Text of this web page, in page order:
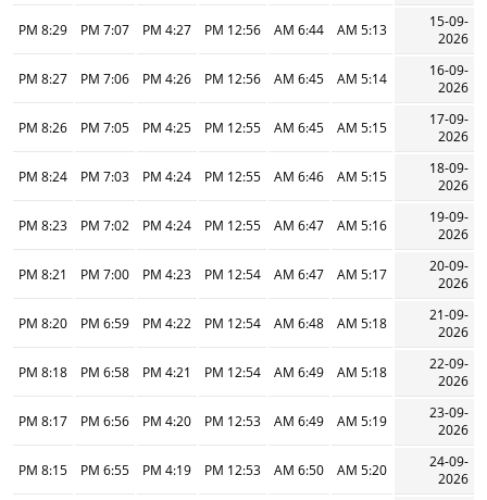
15-09-
2026
5:13 AM
6:44 AM
12:56 PM
4:27 PM
7:07 PM
8:29 PM
16-09-
2026
5:14 AM
6:45 AM
12:56 PM
4:26 PM
7:06 PM
8:27 PM
17-09-
2026
5:15 AM
6:45 AM
12:55 PM
4:25 PM
7:05 PM
8:26 PM
18-09-
2026
5:15 AM
6:46 AM
12:55 PM
4:24 PM
7:03 PM
8:24 PM
19-09-
2026
5:16 AM
6:47 AM
12:55 PM
4:24 PM
7:02 PM
8:23 PM
20-09-
2026
5:17 AM
6:47 AM
12:54 PM
4:23 PM
7:00 PM
8:21 PM
21-09-
2026
5:18 AM
6:48 AM
12:54 PM
4:22 PM
6:59 PM
8:20 PM
22-09-
2026
5:18 AM
6:49 AM
12:54 PM
4:21 PM
6:58 PM
8:18 PM
23-09-
2026
5:19 AM
6:49 AM
12:53 PM
4:20 PM
6:56 PM
8:17 PM
24-09-
2026
5:20 AM
6:50 AM
12:53 PM
4:19 PM
6:55 PM
8:15 PM